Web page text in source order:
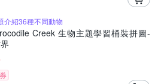
介紹36種不同動物
Creek 生物主題學習桶裝拼圖-
券